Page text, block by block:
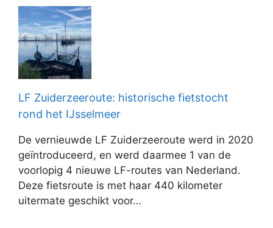
LF Zuiderzeeroute: historische fietstocht
rond het IJsselmeer
De vernieuwde LF Zuiderzeeroute werd in 2020
geïntroduceerd, en werd daarmee 1 van de
voorlopig 4 nieuwe LF-routes van Nederland.
Deze fietsroute is met haar 440 kilometer
uitermate geschikt voor…